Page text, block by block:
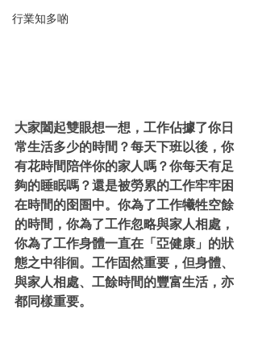
行業知多啲
大家闔起雙眼想一想，工作佔據了你日
常生活多少的時間？每天下班以後，你
有花時間陪伴你的家人嗎？你每天有足
夠的睡眠嗎？還是被勞累的工作牢牢困
在時間的囹圄中。你為了工作犧牲空餘
的時間，你為了工作忽略與家人相處，
你為了工作身體一直在「亞健康」的狀
態之中徘徊。工作固然重要，但身體、
與家人相處、工餘時間的豐富生活，亦
都同樣重要。